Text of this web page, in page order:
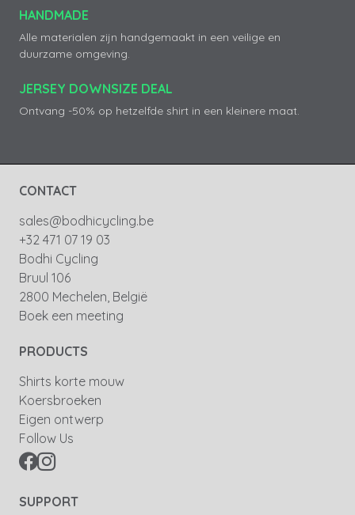
HANDMADE
Alle materialen zijn handgemaakt in een veilige en
duurzame omgeving.
JERSEY DOWNSIZE DEAL
Ontvang -50% op hetzelfde shirt in een kleinere maat.
CONTACT
sales@bodhicycling.be
+32 471 07 19 03
Bodhi Cycling
Bruul 106
2800 Mechelen, België
Boek een meeting
PRODUCTS
Shirts korte mouw
Koersbroeken
Eigen ontwerp
Follow Us
SUPPORT